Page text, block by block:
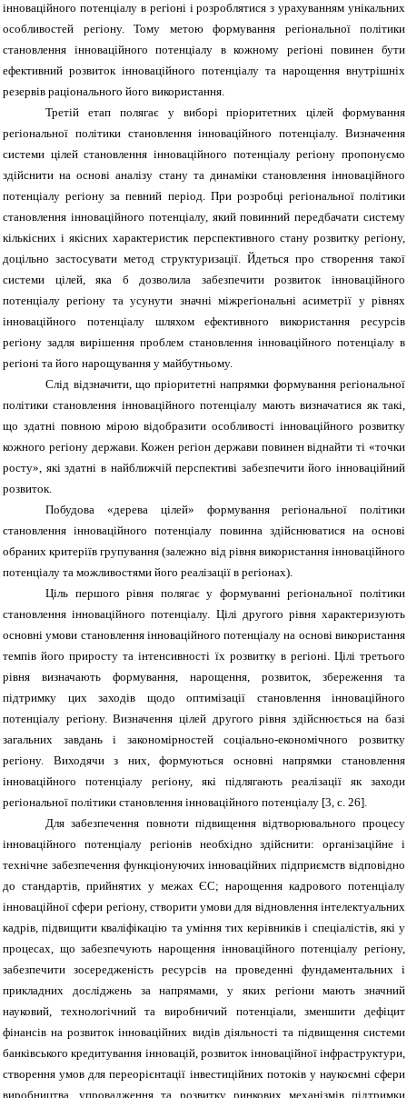
інноваційного потенціалу в регіоні і розроблятися з урахуванням унікальних
особливостей регіону. Тому метою формування регіональної політики
становлення інноваційного потенціалу в кожному регіоні повинен бути
ефективний розвиток інноваційного потенціалу та нарощення внутрішніх
резервів раціонального його використання.
Третій етап полягає у виборі пріоритетних цілей формування
регіональної політики становлення інноваційного потенціалу. Визначення
системи цілей становлення інноваційного потенціалу регіону пропонуємо
здійснити на основі аналізу стану та динаміки становлення інноваційного
потенціалу регіону за певний період. При розробці регіональної політики
становлення інноваційного потенціалу, який повинний передбачати систему
кількісних і якісних характеристик перспективного стану розвитку регіону,
доцільно застосувати метод структуризації. Йдеться про створення такої
системи цілей, яка б дозволила забезпечити розвиток інноваційного
потенціалу регіону та усунути значні міжрегіональні асиметрії у рівнях
інноваційного потенціалу шляхом ефективного використання ресурсів
регіону задля вирішення проблем становлення інноваційного потенціалу в
регіоні та його нарощування у майбутньому.
Слід відзначити, що пріоритетні напрямки формування регіональної
політики становлення інноваційного потенціалу мають визначатися як такі,
що здатні повною мірою відобразити особливості інноваційного розвитку
кожного регіону держави. Кожен регіон держави повинен віднайти ті «точки
росту», які здатні в найближчій перспективі забезпечити його інноваційний
розвиток.
Побудова «дерева цілей» формування регіональної політики
становлення інноваційного потенціалу повинна здійснюватися на основі
обраних критеріїв групування (залежно від рівня використання інноваційного
потенціалу та можливостями його реалізації в регіонах).
Ціль першого рівня полягає у формуванні регіональної політики
становлення інноваційного потенціалу. Цілі другого рівня характеризують
основні умови становлення інноваційного потенціалу на основі використання
темпів його приросту та інтенсивності їх розвитку в регіоні. Цілі третього
рівня визначають формування, нарощення, розвиток, збереження та
підтримку цих заходів щодо оптимізації становлення інноваційного
потенціалу регіону. Визначення цілей другого рівня здійснюється на базі
загальних завдань і закономірностей соціально-економічного розвитку
регіону. Виходячи з них, формуються основні напрямки становлення
інноваційного потенціалу регіону, які підлягають реалізації як заходи
регіональної політики становлення інноваційного потенціалу [3, с. 26].
Для забезпечення повноти підвищення відтворювального процесу
інноваційного потенціалу регіонів необхідно здійснити: організаційне і
технічне забезпечення функціонуючих інноваційних підприємств відповідно
до стандартів, прийнятих у межах ЄС; нарощення кадрового потенціалу
інноваційної сфери регіону, створити умови для відновлення інтелектуальних
кадрів, підвищити кваліфікацію та уміння тих керівників і спеціалістів, які у
процесах, що забезпечують нарощення інноваційного потенціалу регіону,
забезпечити зосередженість ресурсів на проведенні фундаментальних і
прикладних досліджень за напрямами, у яких регіони мають значний
науковий, технологічний та виробничий потенціали, зменшити дефіцит
фінансів на розвиток інноваційних видів діяльності та підвищення системи
банківського кредитування інновацій, розвиток інноваційної інфраструктури,
створення умов для переорієнтації інвестиційних потоків у наукоємні сфери
виробництва, упровадження та розвитку ринкових механізмів підтримки